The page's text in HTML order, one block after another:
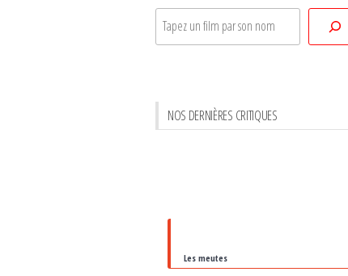
NOS DERNIÈRES CRITIQUES
Les meutes